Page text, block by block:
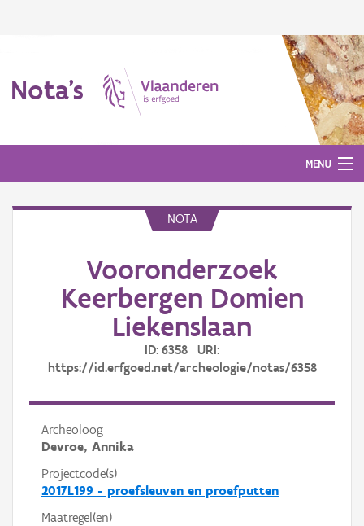
Nota's
MENU
NOTA
Vooronderzoek
Keerbergen Domien
Liekenslaan
ID: 6358 URI:
https://id.erfgoed.net/archeologie/notas/6358
Archeoloog
Devroe, Annika
Projectcode(s)
2017L199 - proefsleuven en proefputten
Maatregel(en)